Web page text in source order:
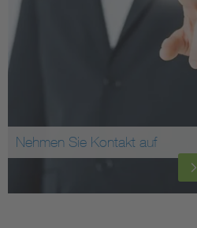
Nehmen Sie Kontakt auf